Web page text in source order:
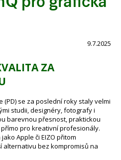
9.7.2025
ZA
(PD) se za poslední roky staly velmi
studii, designéry, fotografy i
barevnou přesnost, praktickou
pro kreativní profesionály.
Apple či EIZO přitom
alternativu bez kompromisů na